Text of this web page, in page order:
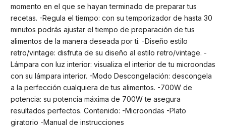
momento en el que se hayan terminado de preparar tus
recetas. -Regula el tiempo: con su temporizador de hasta 30
minutos podrás ajustar el tiempo de preparación de tus
alimentos de la manera deseada por ti. -Diseño estilo
retro/vintage: disfruta de su diseño al estilo retro/vintage. -
Lámpara con luz interior: visualiza el interior de tu microondas
con su lámpara interior. -Modo Descongelación: descongela
a la perfección cualquiera de tus alimentos. -700W de
potencia: su potencia máxima de 700W te asegura
resultados perfectos. Contenido: -Microondas -Plato
giratorio -Manual de instrucciones